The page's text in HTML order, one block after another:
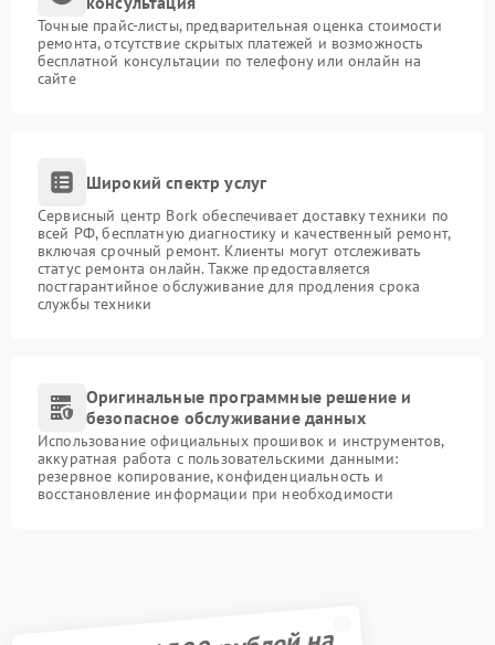
Точные прайс-листы, предварительная оценка стоимости
ремонта, отсутствие скрытых платежей и возможность
бесплатной консультации по телефону или онлайн на
сайте
Широкий спектр услуг
Сервисный центр Bork обеспечивает доставку техники по
всей РФ, бесплатную диагностику и качественный ремонт,
включая срочный ремонт. Клиенты могут отслеживать
статус ремонта онлайн. Также предоставляется
постгарантийное обслуживание для продления срока
службы техники
Оригинальные программные решение и
безопасное обслуживание данных
Использование официальных прошивок и инструментов,
аккуратная работа с пользовательскими данными:
резервное копирование, конфиденциальность и
восстановление информации при необходимости